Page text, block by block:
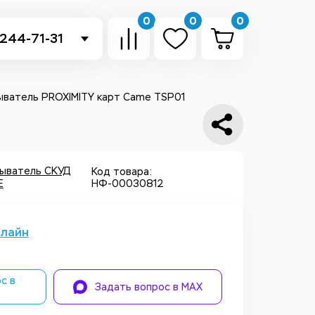
71-31
Telegram
0 0 0
PROXIMITY карт Came TSP01
СКУД
Код товара:
НФ-00030812
в
Задать вопрос в MAX